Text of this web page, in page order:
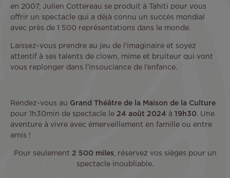
en 2007, Julien Cottereau se produit à Tahiti pour vous
offrir un spectacle qui a déjà connu un succès mondial
avec près de 1 500 représentations dans le monde.
Laissez-vous prendre au jeu de l’imaginaire et soyez
attentif à ses talents de clown, mime et bruiteur qui vont
vous replonger dans l’insouciance de l’enfance.
Rendez-vous au Grand Théâtre de la Maison de la Culture
pour 1h30min de spectacle le 24 août 2024 à 19h30. Une
aventure à vivre avec émerveillement en famille ou entre
amis !
Pour seulement 2 500 miles, réservez vos sièges pour un
spectacle inoubliable.